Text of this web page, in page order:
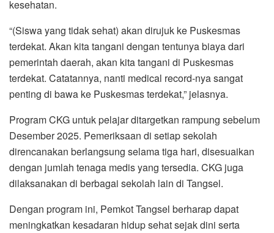
kesehatan.
“(Siswa yang tidak sehat) akan dirujuk ke Puskesmas
terdekat. Akan kita tangani dengan tentunya biaya dari
pemerintah daerah, akan kita tangani di Puskesmas
terdekat. Catatannya, nanti medical record-nya sangat
penting di bawa ke Puskesmas terdekat,” jelasnya.
Program CKG untuk pelajar ditargetkan rampung sebelum
Desember 2025. Pemeriksaan di setiap sekolah
direncanakan berlangsung selama tiga hari, disesuaikan
dengan jumlah tenaga medis yang tersedia. CKG juga
dilaksanakan di berbagai sekolah lain di Tangsel.
Dengan program ini, Pemkot Tangsel berharap dapat
meningkatkan kesadaran hidup sehat sejak dini serta